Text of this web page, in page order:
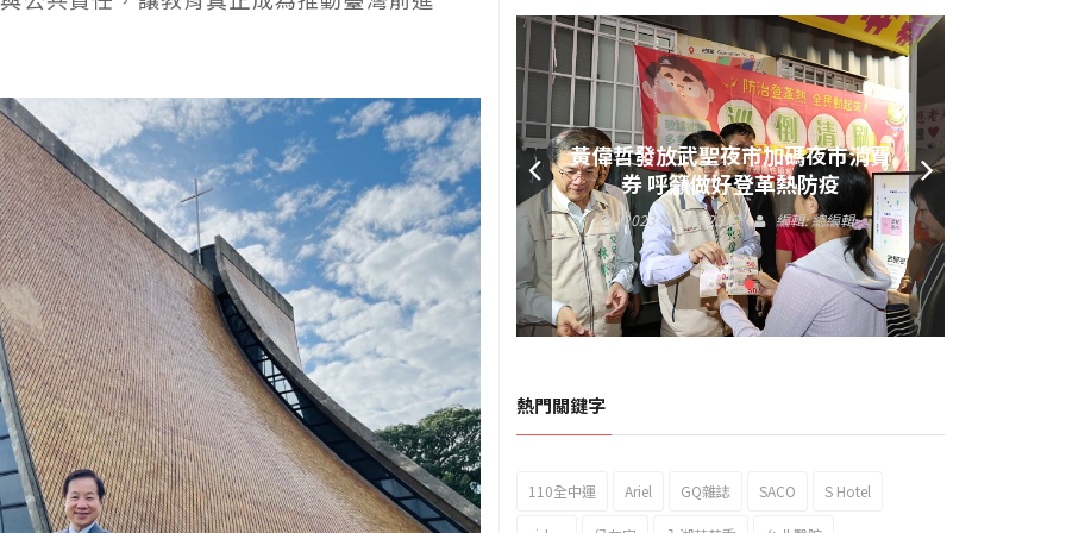
黃偉哲發放武聖夜市加碼夜市消費
券 呼籲做好登革熱防疫
2023 年 9 月 23 日 編輯:總編輯
熱門關鍵字
110全中運 Ariel GQ雜誌 SACO S Hotel